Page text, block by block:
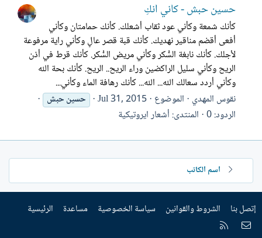
حسين حبش - كأني أنكِ
كأنك شمعة وكأني عود ثقاب أشعلك. كأنك حمامتان وكأني
أفعى أقضم مناقير نهديك. كأنك قبة قصر عالٍ وكأني راية مرفوعة
لأجلك. كأنك نابغة السُّكر وكأني مريض السُّكر. كأنك قرط في أذن
الريح وكأني سليل الراكضين وراء الريح.. الريح. كأنك بحة الله
وكأني أردد سعالك الله... الله... كأنك رهافة الماء وكأني...
نقوس المهدي الموضوع Jul 31, 2015 حسينحبش
الردود: 0 المنتدى: أشعار ايروتيكية
اسم الكاتب
إتصل بنا الشروط والقوانين سياسة الخصوصية مساعدة الرئيسية
إتصل بنا